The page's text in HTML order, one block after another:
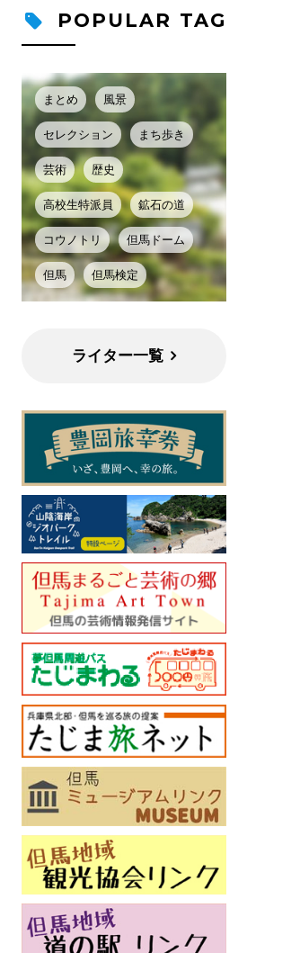
POPULAR TAG
まとめ 風景
セレクション まち歩き
芸術 歴史
高校生特派員 鉱石の道
コウノトリ 但馬ドーム
但馬 但馬検定
ライター一覧